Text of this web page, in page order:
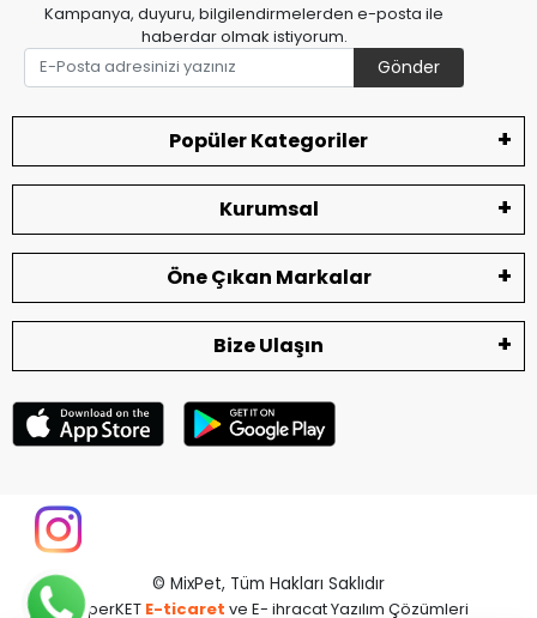
Kampanya, duyuru, bilgilendirmelerden e-posta ile
haberdar olmak istiyorum.
Gönder
Popüler Kategoriler
Kurumsal
Öne Çıkan Markalar
Bize Ulaşın
© MixPet, Tüm Hakları Saklıdır
superKET E-ticaret ve E- ihracat Yazılım Çözümleri